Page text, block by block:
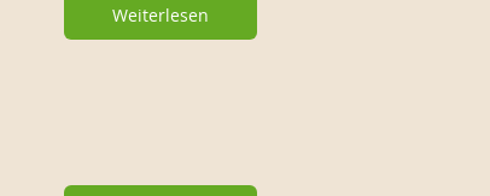
Weiterlesen